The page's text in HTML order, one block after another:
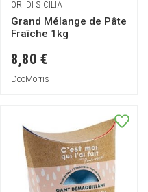
ORI DI SICILIA
Grand Mélange de Pâte
Fraîche 1kg
8,80 €
DocMorris